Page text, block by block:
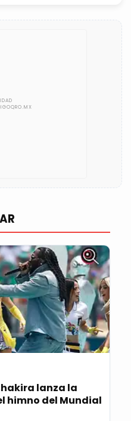
lanza la
himno del Mundial